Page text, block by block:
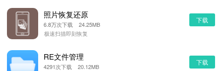
照片恢复还原
6.8万次下载 24.25MB
极速扫描即刻恢复
下载
RE文件管理
4291次下载 20.12MB
下载